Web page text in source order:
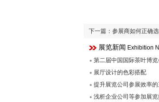
下一篇： 参展商如何正确
展览新闻 Exhibition
第二届中国国际茶叶博
展厅设计的色彩搭配
提升展览公司参展效率
浅析企业公司等参加展